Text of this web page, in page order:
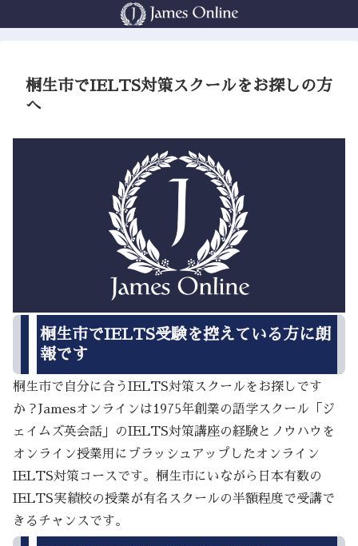
桐生市でIELTS対策スクールをお探しの方
へ
桐生市でIELTS受験を控えている方に朗
報です
桐生市で自分に合うIELTS対策スクールをお探しです
か？Jamesオンラインは1975年創業の語学スクール「ジ
ェイムズ英会話」のIELTS対策講座の経験とノウハウを
オンライン授業用にブラッシュアップしたオンライン
IELTS対策コースです。桐生市にいながら日本有数の
IELTS実績校の授業が有名スクールの半額程度で受講で
きるチャンスです。